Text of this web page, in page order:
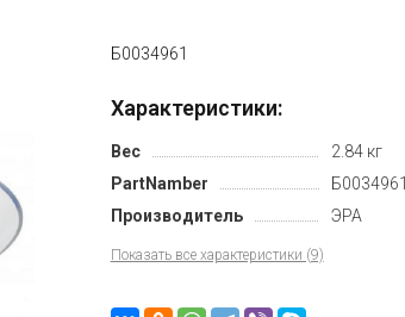
Б0034961
Характеристики:
Вес
2.84 кг
PartNamber
Б0034961
Производитель
ЭРА
Показать все характеристики (9)